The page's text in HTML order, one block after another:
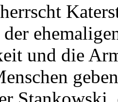
und die